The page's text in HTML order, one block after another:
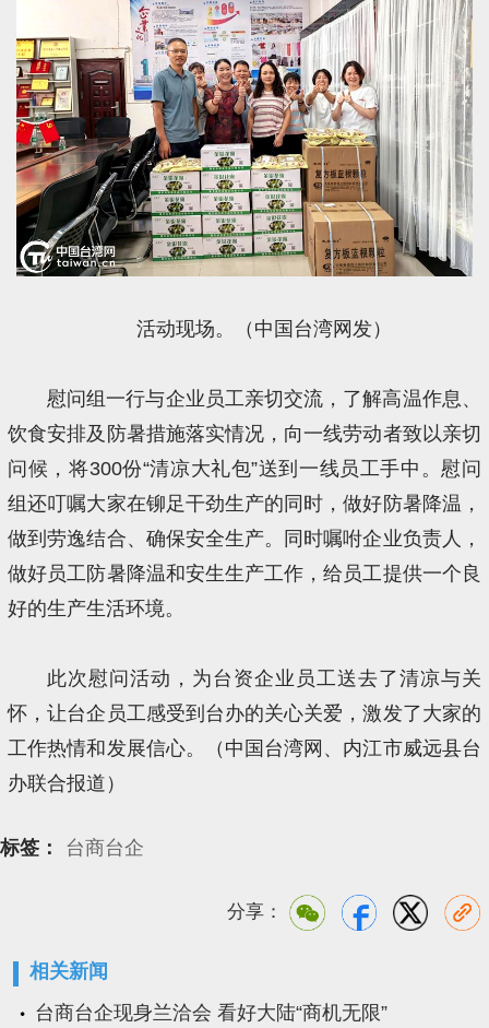
活动现场。（中国台湾网发）
慰问组一行与企业员工亲切交流，了解高温作息、
饮食安排及防暑措施落实情况，向一线劳动者致以亲切
问候，将300份“清凉大礼包”送到一线员工手中。慰问
组还叮嘱大家在铆足干劲生产的同时，做好防暑降温，
做到劳逸结合、确保安全生产。同时嘱咐企业负责人，
做好员工防暑降温和安生生产工作，给员工提供一个良
好的生产生活环境。
此次慰问活动，为台资企业员工送去了清凉与关
怀，让台企员工感受到台办的关心关爱，激发了大家的
工作热情和发展信心。（中国台湾网、内江市威远县台
办联合报道）
标签： 台商台企
分享：
相关新闻
台商台企现身兰洽会 看好大陆“商机无限”